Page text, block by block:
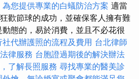
您提供專業的白蟻防治方案 適當
歡節球的成功，並確保客人擁有難
態的，易於消費，並且不必花很
社代辦護照的流程及費用 台北律師
律服務 台胞證過期後的解決辦法
了解長照服務 尋找專業的醫美診